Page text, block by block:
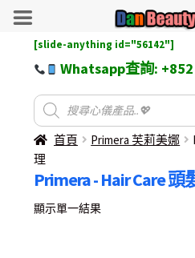
[slide-anything id="56142"]
Whatsapp查詢: +852
首頁 Primera 芙莉美娜
理
Primera - Hair Care 頭
顯示單一結果